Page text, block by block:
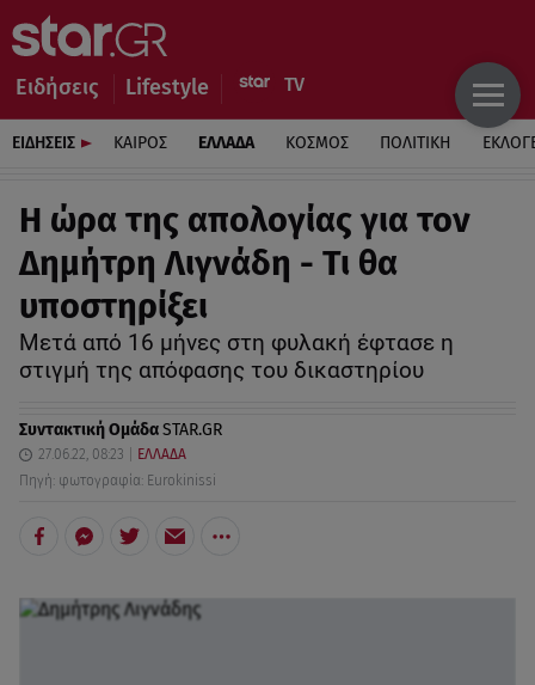
Ειδήσεις Lifestyle
ΕΙΔΗΣΕΙΣ ΚΑΙΡΟΣ ΕΛΛΑΔΑ ΚΟΣΜΟΣ ΠΟΛΙΤΙΚΗ
Η ώρα της απολογίας για τον
Δημήτρη Λιγνάδη - Τι θα
υποστηρίξει
Μετά από 16 μήνες στη φυλακή έφτασε η
στιγμή της απόφασης του δικαστηρίου
Συντακτική ΟμάδαSTAR.GR
27.06.22, 08:23
ΕΛΛΑΔΑ
Πηγή: φωτογραφία: Eurokinissi